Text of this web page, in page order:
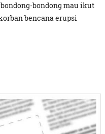
bondong mau ikut
bencana erupsi